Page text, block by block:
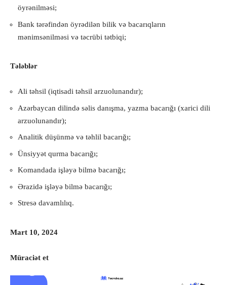
öyrənilməsi;
Bank tərəfindən öyrədilən bilik və bacarıqların
mənimsənilməsi və təcrübi tətbiqi;
Tələblər
Ali təhsil (iqtisadi təhsil arzuolunandır);
Azərbaycan dilində səlis danışma, yazma bacarığı (xarici dili
arzuolunandır);
Analitik düşünmə və təhlil bacarığı;
Ünsiyyət qurma bacarığı;
Komandada işləyə bilmə bacarığı;
Ərazidə işləyə bilmə bacarığı;
Stresə davamlılıq.
Mart 10, 2024
Müraciət et